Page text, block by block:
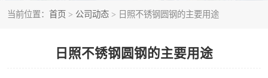
当前位置： 首页 > 公司动态 > 日照不锈钢圆钢的主要用途
日照不锈钢圆钢的主要用途
不锈钢角钢